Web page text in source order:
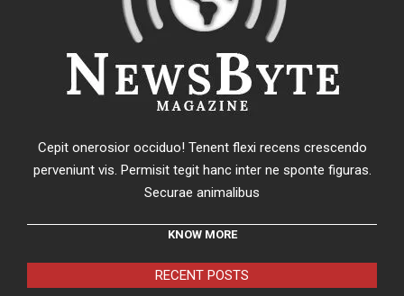
Cepit onerosior occiduo! Tenent flexi recens crescendo
perveniunt vis. Permisit tegit hanc inter ne sponte figuras.
Securae animalibus
KNOW MORE
RECENT POSTS